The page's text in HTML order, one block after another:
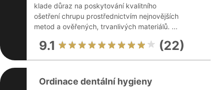
klade důraz na poskytování kvalitního
ošetření chrupu prostřednictvím nejnovějších
metod a ověřených, trvanlivých materiálů. ...
9.1 (22)
Ordinace dentální hygieny